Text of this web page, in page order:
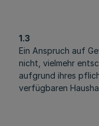
1.3
Ein Anspruch auf
nicht, vielmehr
aufgrund ihres
verfügbaren